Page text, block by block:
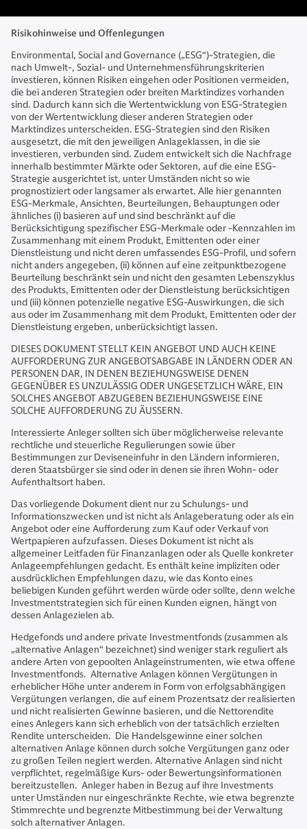
Risikohinweise und Offenlegungen
Environmental, Social and Governance („ESG“)-Strategien, die
nach Umwelt-, Sozial- und Unternehmensführungskriterien
investieren, können Risiken eingehen oder Positionen vermeiden,
die bei anderen Strategien oder breiten Marktindizes vorhanden
sind. Dadurch kann sich die Wertentwicklung von ESG-Strategien
von der Wertentwicklung dieser anderen Strategien oder
Marktindizes unterscheiden. ESG-Strategien sind den Risiken
ausgesetzt, die mit den jeweiligen Anlageklassen, in die sie
investieren, verbunden sind. Zudem entwickelt sich die Nachfrage
innerhalb bestimmter Märkte oder Sektoren, auf die eine ESG-
Strategie ausgerichtet ist, unter Umständen nicht so wie
prognostiziert oder langsamer als erwartet. Alle hier genannten
ESG-Merkmale, Ansichten, Beurteilungen, Behauptungen oder
ähnliches (i) basieren auf und sind beschränkt auf die
Berücksichtigung spezifischer ESG-Merkmale oder -Kennzahlen im
Zusammenhang mit einem Produkt, Emittenten oder einer
Dienstleistung und nicht deren umfassendes ESG-Profil, und sofern
nicht anders angegeben, (ii) können auf eine zeitpunktbezogene
Beurteilung beschränkt sein und nicht den gesamten Lebenszyklus
des Produkts, Emittenten oder der Dienstleistung berücksichtigen
und (iii) können potenzielle negative ESG-Auswirkungen, die sich
aus oder im Zusammenhang mit dem Produkt, Emittenten oder der
Dienstleistung ergeben, unberücksichtigt lassen.
DIESES DOKUMENT STELLT KEIN ANGEBOT UND AUCH KEINE
AUFFORDERUNG ZUR ANGEBOTSABGABE IN LÄNDERN ODER AN
PERSONEN DAR, IN DENEN BEZIEHUNGSWEISE DENEN
GEGENÜBER ES UNZULÄSSIG ODER UNGESETZLICH WÄRE, EIN
SOLCHES ANGEBOT ABZUGEBEN BEZIEHUNGSWEISE EINE
SOLCHE AUFFORDERUNG ZU ÄUSSERN.
Interessierte Anleger sollten sich über möglicherweise relevante
rechtliche und steuerliche Regulierungen sowie über
Bestimmungen zur Deviseneinfuhr in den Ländern informieren,
deren Staatsbürger sie sind oder in denen sie ihren Wohn- oder
Aufenthaltsort haben.
Das vorliegende Dokument dient nur zu Schulungs- und
Informationszwecken und ist nicht als Anlageberatung oder als ein
Angebot oder eine Aufforderung zum Kauf oder Verkauf von
Wertpapieren aufzufassen. Dieses Dokument ist nicht als
allgemeiner Leitfaden für Finanzanlagen oder als Quelle konkreter
Anlageempfehlungen gedacht. Es enthält keine impliziten oder
ausdrücklichen Empfehlungen dazu, wie das Konto eines
beliebigen Kunden geführt werden würde oder sollte, denn welche
Investmentstrategien sich für einen Kunden eignen, hängt von
dessen Anlagezielen ab.
Hedgefonds und andere private Investmentfonds (zusammen als
„alternative Anlagen“ bezeichnet) sind weniger stark reguliert als
andere Arten von gepoolten Anlageinstrumenten, wie etwa offene
Investmentfonds. Alternative Anlagen können Vergütungen in
erheblicher Höhe unter anderem in Form von erfolgsabhängigen
Vergütungen verlangen, die auf einem Prozentsatz der realisierten
und nicht realisierten Gewinne basieren, und die Nettorendite
eines Anlegers kann sich erheblich von der tatsächlich erzielten
Rendite unterscheiden. Die Handelsgewinne einer solchen
alternativen Anlage können durch solche Vergütungen ganz oder
zu großen Teilen negiert werden. Alternative Anlagen sind nicht
verpflichtet, regelmäßige Kurs- oder Bewertungsinformationen
bereitzustellen. Anleger haben in Bezug auf ihre Investments
unter Umständen nur eingeschränkte Rechte, wie etwa begrenzte
Stimmrechte und begrenzte Mitbestimmung bei der Verwaltung
solch alternativer Anlagen.